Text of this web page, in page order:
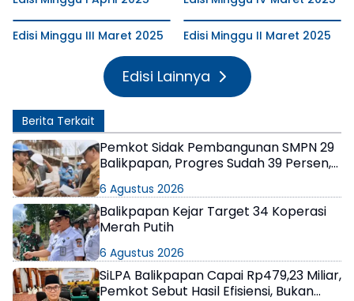
Edisi Minggu III Maret 2025 Edisi Minggu II Maret 2025
Edisi Lainnya
Berita Terkait
Pemkot Sidak Pembangunan SMPN 29
Balikpapan, Progres Sudah 39 Persen,
6 Agustus 2026
Balikpapan Kejar Target 34 Koperasi
Merah Putih
6 Agustus 2026
SiLPA Balikpapan Capai Rp479,23 Miliar,
Pemkot Sebut Hasil Efisiensi, Bukan